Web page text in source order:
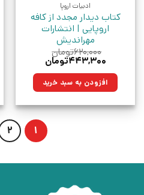
ادبیات اروپا
کتاب دیدار مجدد از کافه
اروپایی | انتشارات
مهراندیش
۶۲۰,۰۰۰تومان
قیمت
۶۲۰,۰۰۰تومان
بود.
۴۴۳,۳۰۰تومان
۴۴۳,۳۰۰تومان.افزودن به سبد خرید
1
2